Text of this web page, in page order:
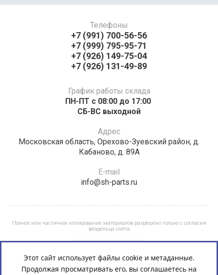
Телефоны
+7 (991) 700-56-56
+7 (999) 795-95-71
+7 (926) 149-75-04
+7 (926) 131-49-89
График работы склада
ПН-ПТ с 08:00 до 17:00 ​​​​​​
СБ-ВС выходной
Адрес
Московская область, Орехово-Зуевский район, д.
Кабаново, д. 89А
E-mail
info@sh-parts.ru
Полное или частичное копирование материалов разрешено только с согласия
владельца сайта
Этот сайт использует файлы cookie и метаданные.
Продолжая просматривать его, вы соглашаетесь на